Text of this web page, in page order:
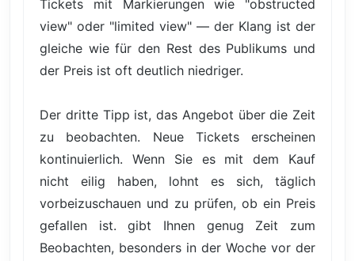
Tickets mit Markierungen wie "obstructed
view" oder "limited view" — der Klang ist der
gleiche wie für den Rest des Publikums und
der Preis ist oft deutlich niedriger.
Der dritte Tipp ist, das Angebot über die Zeit
zu beobachten. Neue Tickets erscheinen
kontinuierlich. Wenn Sie es mit dem Kauf
nicht eilig haben, lohnt es sich, täglich
vorbeizuschauen und zu prüfen, ob ein Preis
gefallen ist. gibt Ihnen genug Zeit zum
Beobachten, besonders in der Woche vor der